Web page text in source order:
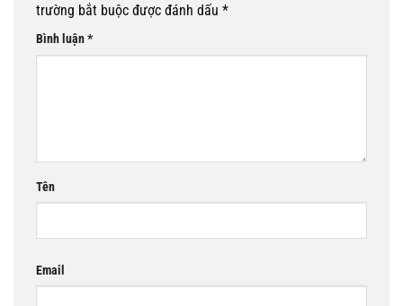
trường bắt buộc được đánh dấu *
Bình luận*
Tên
Email